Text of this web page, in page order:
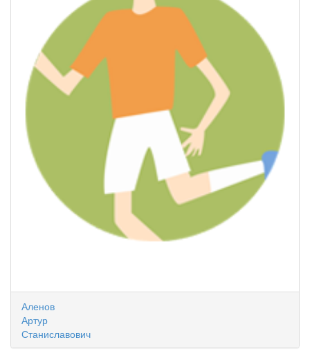
Аленов
Артур
Станиславович